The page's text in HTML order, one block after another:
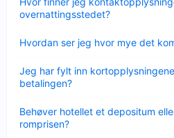
overnattingsstedet?
mindre
Hvordan ser jeg hvor mye det
mindre
Jeg har fylt inn
betalingen?
mindre
Behøver hotellet et depositum
romprisen?
mindre